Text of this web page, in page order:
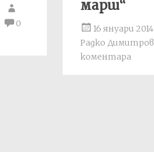
0
марш“
16 януари 2014
Радко Димитров
коментара